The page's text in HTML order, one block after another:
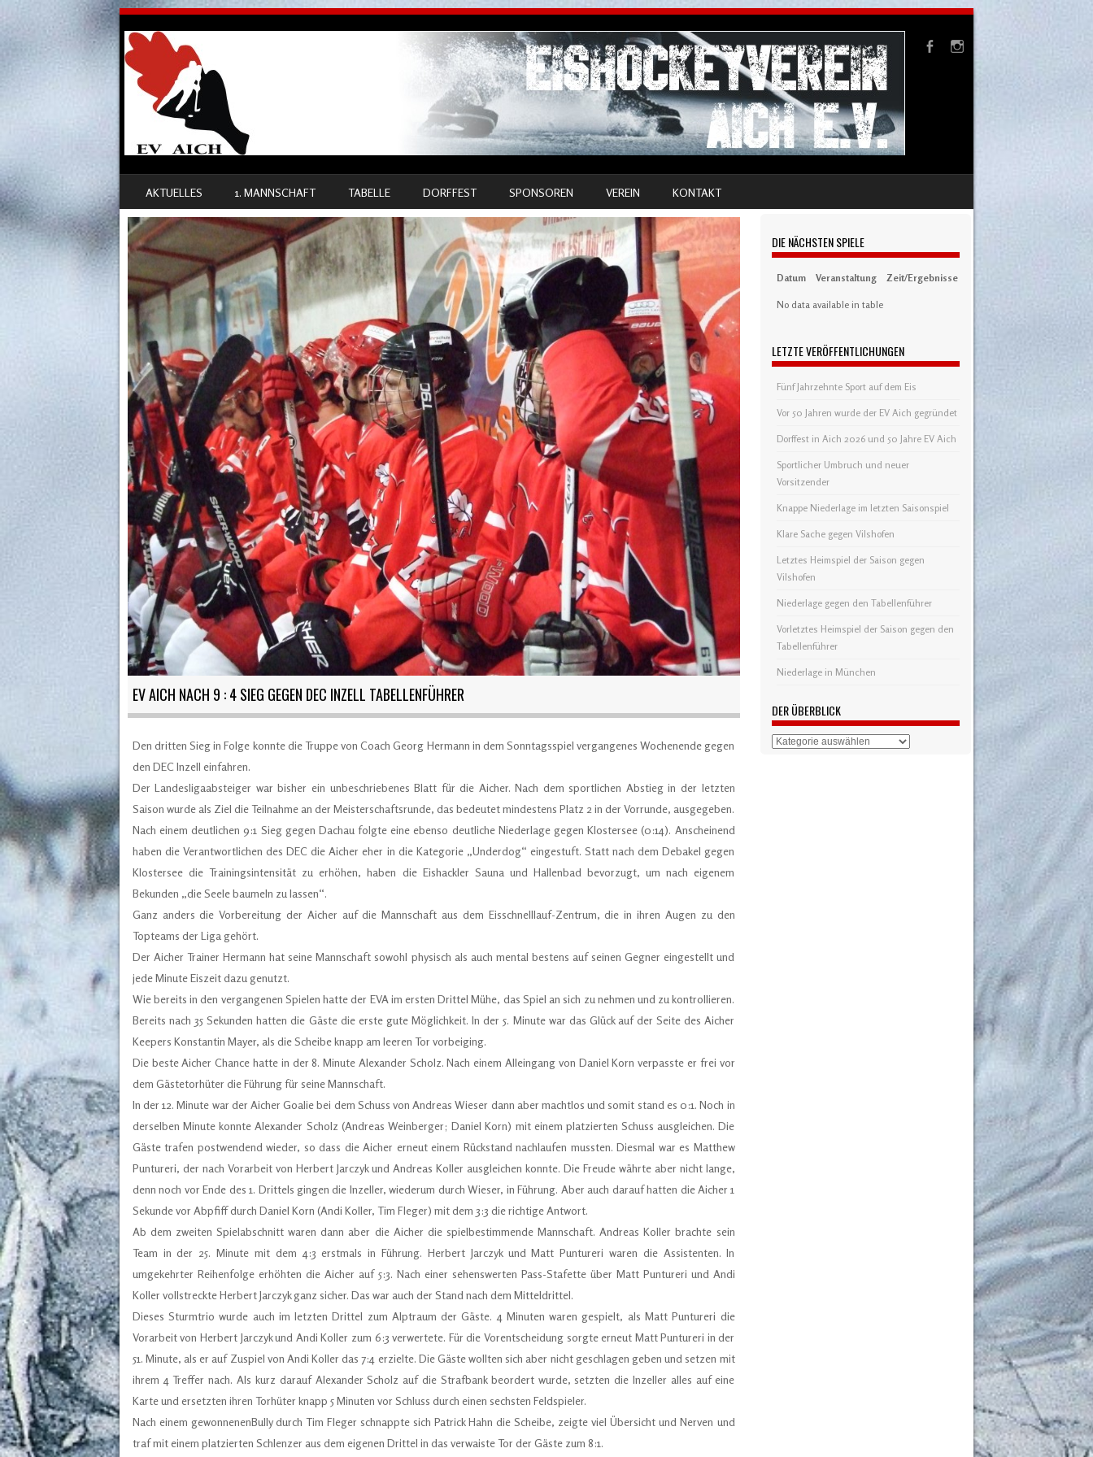
MENU
AKTUELLES 1. MANNSCHAFT TABELLE DORFFEST SPONSOREN VEREIN KONTAKT
EV AICH NACH 9 : 4 SIEG GEGEN DEC INZELL TABELLENFÜHRER
Den dritten Sieg in Folge konnte die Truppe von Coach Georg Hermann in dem Sonntagsspiel vergangenes Wochenende gegen
den DEC Inzell einfahren.
Der Landesligaabsteiger war bisher ein unbeschriebenes Blatt für die Aicher. Nach dem sportlichen Abstieg in der letzten
Saison wurde als Ziel die Teilnahme an der Meisterschaftsrunde, das bedeutet mindestens Platz 2 in der Vorrunde, ausgegeben.
Nach einem deutlichen 9:1 Sieg gegen Dachau folgte eine ebenso deutliche Niederlage gegen Klostersee (0:14). Anscheinend
haben die Verantwortlichen des DEC die Aicher eher in die Kategorie „Underdog“ eingestuft. Statt nach dem Debakel gegen
Klostersee die Trainingsintensität zu erhöhen, haben die Eishackler Sauna und Hallenbad bevorzugt, um nach eigenem
Bekunden „die Seele baumeln zu lassen“.
Ganz anders die Vorbereitung der Aicher auf die Mannschaft aus dem Eisschnelllauf-Zentrum, die in ihren Augen zu den
Topteams der Liga gehört.
Der Aicher Trainer Hermann hat seine Mannschaft sowohl physisch als auch mental bestens auf seinen Gegner eingestellt und
jede Minute Eiszeit dazu genutzt.
Wie bereits in den vergangenen Spielen hatte der EVA im ersten Drittel Mühe, das Spiel an sich zu nehmen und zu kontrollieren.
Bereits nach 35 Sekunden hatten die Gäste die erste gute Möglichkeit. In der 5. Minute war das Glück auf der Seite des Aicher
Keepers Konstantin Mayer, als die Scheibe knapp am leeren Tor vorbeiging.
Die beste Aicher Chance hatte in der 8. Minute Alexander Scholz. Nach einem Alleingang von Daniel Korn verpasste er frei vor
dem Gästetorhüter die Führung für seine Mannschaft.
In der 12. Minute war der Aicher Goalie bei dem Schuss von Andreas Wieser dann aber machtlos und somit stand es 0:1. Noch in
derselben Minute konnte Alexander Scholz (Andreas Weinberger; Daniel Korn) mit einem platzierten Schuss ausgleichen. Die
Gäste trafen postwendend wieder, so dass die Aicher erneut einem Rückstand nachlaufen mussten. Diesmal war es Matthew
Puntureri, der nach Vorarbeit von Herbert Jarczyk und Andreas Koller ausgleichen konnte. Die Freude währte aber nicht lange,
denn noch vor Ende des 1. Drittels gingen die Inzeller, wiederum durch Wieser, in Führung. Aber auch darauf hatten die Aicher 1
Sekunde vor Abpfiff durch Daniel Korn (Andi Koller, Tim Fleger) mit dem 3:3 die richtige Antwort.
Ab dem zweiten Spielabschnitt waren dann aber die Aicher die spielbestimmende Mannschaft. Andreas Koller brachte sein
Team in der 25. Minute mit dem 4:3 erstmals in Führung. Herbert Jarczyk und Matt Puntureri waren die Assistenten. In
umgekehrter Reihenfolge erhöhten die Aicher auf 5:3. Nach einer sehenswerten Pass-Stafette über Matt Puntureri und Andi
Koller vollstreckte Herbert Jarczyk ganz sicher. Das war auch der Stand nach dem Mitteldrittel.
Dieses Sturmtrio wurde auch im letzten Drittel zum Alptraum der Gäste. 4 Minuten waren gespielt, als Matt Puntureri die
Vorarbeit von Herbert Jarczyk und Andi Koller zum 6:3 verwertete. Für die Vorentscheidung sorgte erneut Matt Puntureri in der
51. Minute, als er auf Zuspiel von Andi Koller das 7:4 erzielte. Die Gäste wollten sich aber nicht geschlagen geben und setzen mit
ihrem 4 Treffer nach. Als kurz darauf Alexander Scholz auf die Strafbank beordert wurde, setzten die Inzeller alles auf eine
Karte und ersetzten ihren Torhüter knapp 5 Minuten vor Schluss durch einen sechsten Feldspieler.
Nach einem gewonnenenBully durch Tim Fleger schnappte sich Patrick Hahn die Scheibe, zeigte viel Übersicht und Nerven und
traf mit einem platzierten Schlenzer aus dem eigenen Drittel in das verwaiste Tor der Gäste zum 8:1.
DIE NÄCHSTEN SPIELE
Datum Veranstaltung Zeit/Ergebnisse
No data available in table
LETZTE VERÖFFENTLICHUNGEN
Fünf Jahrzehnte Sport auf dem Eis
Vor 50 Jahren wurde der EV Aich gegründet
Dorffest in Aich 2026 und 50 Jahre EV Aich
Sportlicher Umbruch und neuer
Vorsitzender
Knappe Niederlage im letzten Saisonspiel
Klare Sache gegen Vilshofen
Letztes Heimspiel der Saison gegen
Vilshofen
Niederlage gegen den Tabellenführer
Vorletztes Heimspiel der Saison gegen den
Tabellenführer
Niederlage in München
DER ÜBERBLICK
Der